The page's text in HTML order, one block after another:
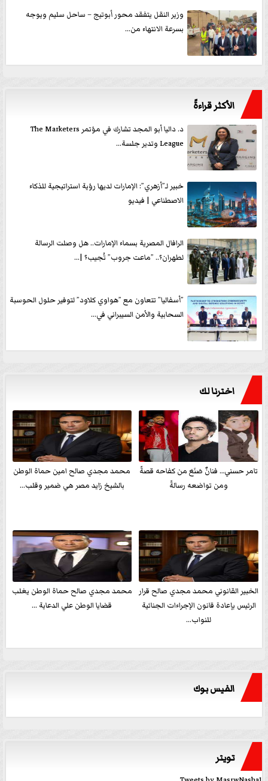
وزير النقل يتفقد محور أبوتيج – ساحل سليم ويوجه
بسرعة الانتهاء من...
الأكثر قراءةً
د. داليا أبو المجد تشارك في مؤتمر The Marketers
League وتدير جلسة...
خبير لـ”أزهري”: الإمارات لديها رؤية استراتيجية للذكاء
الاصطناعي | فيديو
الرافال المصرية بسماء الإمارات.. هل وصلت الرسالة
لطهران؟.. ”ماعت جروب” تُجيب؟ |...
”أسفاليا” تتعاون مع ”هواوي كلاود” لتوفير حلول الحوسبة
السحابية والأمن السيبراني في...
اخترنا لك
تامر حسني… فنانٌ صَنَعَ من كفاحه قصةً
ومن تواضعه رسالةً
محمد مجدي صالح امين حماة الوطن
بالشيخ زايد مصر هي ضمير وقلب...
الخبير القانوني محمد مجدي صالح قرار
الرئيس بإعادة قانون الإجراءات الجنائية
للنواب...
محمد مجدي صالح حماة الوطن يغلب
قضايا الوطن علي الدعاية ...
الفيس بوك
تويتر